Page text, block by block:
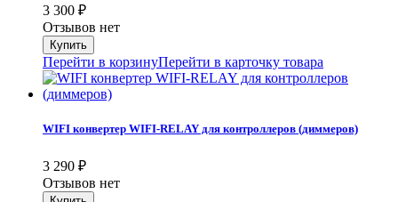
3 300 ₽
Отзывов нет
Перейти в корзинуПерейти в карточку товара
WIFI конвертер WIFI-RELAY для контроллеров (диммеров)
3 290 ₽
Отзывов нет